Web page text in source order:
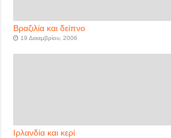
Βραζιλία και δείπνο
19 Δεκεμβρίου, 2006
Ιρλανδία και κερί